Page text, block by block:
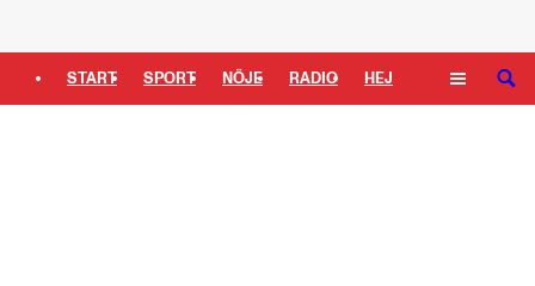
START SPORT NÖJE RADIO HEJ SÖK